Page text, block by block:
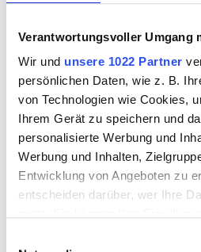
Verantwortungsvoller Umgang
Wir und unsere 1022 Partner
persönlichen Daten, wie z. B.
von Technologien wie Cookies,
Ihrem Gerät zu speichern und
personalisierte Werbung und
Werbung und Inhalten,
Entwicklung von Angeboten zu
entscheiden darüber, wer Ihre
BULLSEYE 4400-